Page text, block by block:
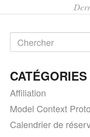
CATÉGORIES
Affiliation
Model Context
Calendrier de